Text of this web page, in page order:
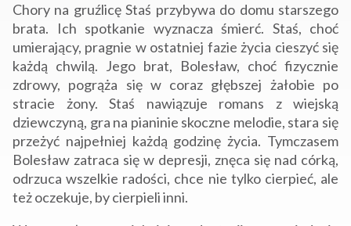
Chory na gruźlicę Staś przybywa do domu starszego
brata. Ich spotkanie wyznacza śmierć. Staś, choć
umierający, pragnie w ostatniej fazie życia cieszyć się
każdą chwilą. Jego brat, Bolesław, choć fizycznie
zdrowy, pogrąża się w coraz głębszej żałobie po
stracie żony. Staś nawiązuje romans z wiejską
dziewczyną, gra na pianinie skoczne melodie, stara się
przeżyć najpełniej każdą godzinę życia. Tymczasem
Bolesław zatraca się w depresji, znęca się nad córką,
odrzuca wszelkie radości, chce nie tylko cierpieć, ale
też oczekuje, by cierpieli inni.